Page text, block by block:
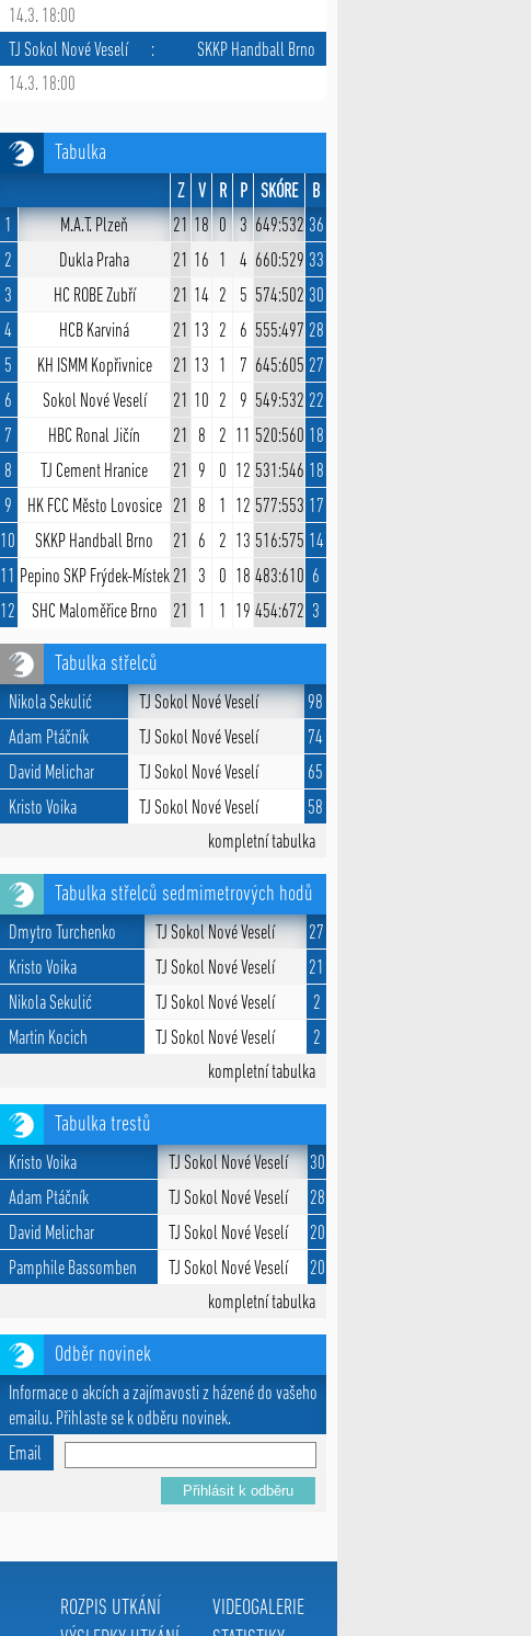
14.3. 18:00
TJ Sokol Nové Veselí
:
SKKP Handball Brno
14.3. 18:00
Tabulka
Z V R P SKÓRE
B
1
M.A.T. Plzeň 21 18 0 3 649:532 36
2
Dukla Praha 21 16 1 4 660:529 33
3
HC ROBE Zubří 21 14 2 5 574:502 30
4
HCB Karviná 21 13 2 6 555:497 28
5
KH ISMM Kopřivnice 21 13 1 7 645:605 27
6
Sokol Nové Veselí 21 10 2 9 549:532 22
7
HBC Ronal Jičín 21 8 2 11 520:560 18
8
TJ Cement Hranice 21 9 0 12 531:546 18
9
HK FCC Město Lovosice 21 8 1 12 577:553 17
10
SKKP Handball Brno 21 6 2 13 516:575 14
11 Pepino SKP Frýdek-Místek 21 3 0 18 483:610 6
12
SHC Maloměřice Brno 21 1 1 19 454:672 3
Tabulka střelců
Nikola Sekulić TJ Sokol Nové Veselí
98
Adam Ptáčník
TJ Sokol Nové Veselí
74
David Melichar
TJ Sokol Nové Veselí
65
Kristo Voika
TJ Sokol Nové Veselí
58
kompletní tabulka
Tabulka střelců sedmimetrových hodů
Dmytro Turchenko TJ Sokol Nové Veselí
27
Kristo Voika
TJ Sokol Nové Veselí
21
Nikola Sekulić
TJ Sokol Nové Veselí
2
Martin Kocich
TJ Sokol Nové Veselí
2
kompletní tabulka
Tabulka trestů
Kristo Voika TJ Sokol Nové Veselí
30
Adam Ptáčník
TJ Sokol Nové Veselí
28
David Melichar
TJ Sokol Nové Veselí
20
Pamphile Bassomben
TJ Sokol Nové Veselí
20
kompletní tabulka
Odběr novinek
Informace o akcích a zajímavosti z házené do vašeho
emailu. Přihlaste se k odběru novinek.
Email
VIDEOGALERIE
ROZPIS UTKÁNÍ